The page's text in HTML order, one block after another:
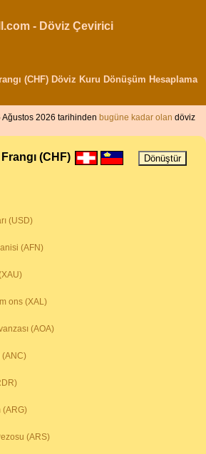
- Döviz Çevirici
(CHF) Döviz Kuru Dönüşüm Hesaplama
2026 tarihinden bugüne kadar olan döviz
(CHF)
(USD)
(AFN)
ons (XAL)
(AOA)
(ANC)
(ARG)
(ARS)